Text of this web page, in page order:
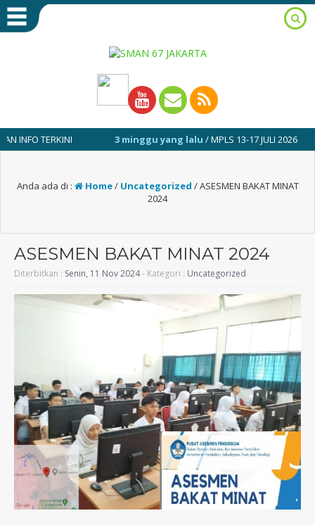
3 minggu yang lalu/ MPLS 13-17 JULI 2026
Anda ada di : Home/ Uncategorized /ASESMEN BAKAT MINAT
2024
ASESMEN BAKAT MINAT 2024
Diterbitkan : Senin, 11 Nov 2024- Kategori : Uncategorized